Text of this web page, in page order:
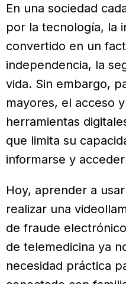
En una sociedad
por la tecnología, la
convertido en un
independencia, la
vida. Sin embargo,
mayores, el acceso
herramientas
que limita su
informarse y
Hoy, aprender a
realizar una
de fraude
de telemedicina ya
necesidad práctica